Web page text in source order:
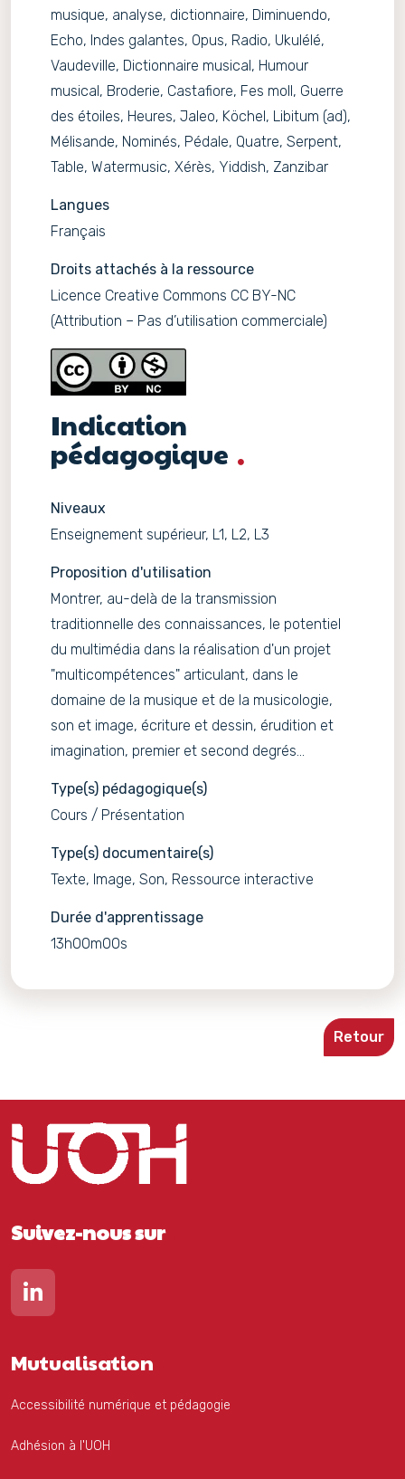
musique, analyse, dictionnaire, Diminuendo,
Echo, Indes galantes, Opus, Radio, Ukulélé,
Vaudeville, Dictionnaire musical, Humour
musical, Broderie, Castafiore, Fes moll, Guerre
des étoiles, Heures, Jaleo, Köchel, Libitum (ad),
Mélisande, Nominés, Pédale, Quatre, Serpent,
Table, Watermusic, Xérès, Yiddish, Zanzibar
Langues
Français
Droits attachés à la ressource
Licence Creative Commons CC BY-NC
(Attribution – Pas d’utilisation commerciale)
Indication
pédagogique
Niveaux
Enseignement supérieur, L1, L2, L3
Proposition d'utilisation
Montrer, au-delà de la transmission
traditionnelle des connaissances, le potentiel
du multimédia dans la réalisation d'un projet
"multicompétences" articulant, dans le
domaine de la musique et de la musicologie,
son et image, écriture et dessin, érudition et
imagination, premier et second degrés...
Type(s) pédagogique(s)
Cours / Présentation
Type(s) documentaire(s)
Texte, Image, Son, Ressource interactive
Durée d'apprentissage
13h00m00s
Retour
Suivez-nous sur
Lien vers notre page Linkedin
Mutualisation
Accessibilité numérique et pédagogie
Adhésion à l'UOH